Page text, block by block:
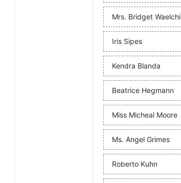
Mrs. Bridget Waelchi
Iris Sipes
Kendra Blanda
Beatrice Hegmann
Miss Micheal Moore
Ms. Angel Grimes
Roberto Kuhn